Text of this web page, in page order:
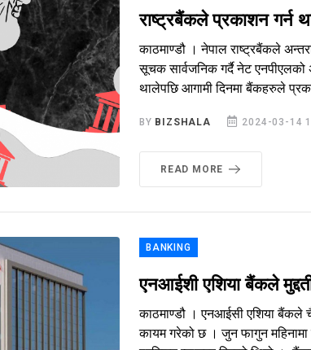
राष्ट्रबैंकले प्रकाशन गर्न
काठमाण्डौ । नेपाल राष्ट्रबैंकले
सूचक सार्वजनिक गर्दै नेट
थालेपछि आगामी दिनमा बैंकहरुले
BY BIZSHALA 2024-03-14
READ MORE
BANKING
एनआईशी एशिया बैंकले
काठमाण्डौ । एनआईसी एशिया बैंकले
कायम गरेको छ । जुन फागुन महिनामा